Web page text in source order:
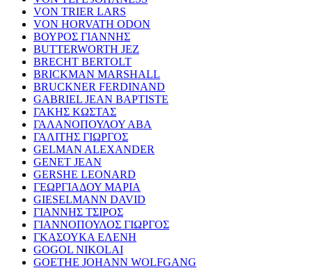
VON TRIER LARS
VON HORVATH ODON
ΒΟΥΡΟΣ ΓΙΑΝΝΗΣ
BUTTERWORTH JEZ
BRECHT BERTOLT
BRICKMAN MARSHALL
BRUCKNER FERDINAND
GABRIEL JEAN BAPTISTE
ΓΑΚΗΣ ΚΩΣΤΑΣ
ΓΑΛΑΝΟΠΟΥΛΟΥ ΑΒΑ
ΓΑΛΙΤΗΣ ΓΙΩΡΓΟΣ
GELMAN ALEXANDER
GENET JEAN
GERSHE LEONARD
ΓΕΩΡΓΙΑΔΟΥ ΜΑΡΙΑ
GIESELMANN DAVID
ΓΙΑΝΝΗΣ ΤΣΙΡΟΣ
ΓΙΑΝΝΟΠΟΥΛΟΣ ΓΙΩΡΓΟΣ
ΓΚΑΣΟΥΚΑ ΕΛΕΝΗ
GOGOL NIKOLAI
GOETHE JOHANN WOLFGANG